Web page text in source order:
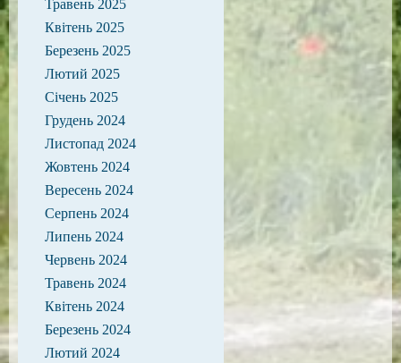
Травень 2025
Квітень 2025
Березень 2025
Лютий 2025
Січень 2025
Грудень 2024
Листопад 2024
Жовтень 2024
Вересень 2024
Серпень 2024
Липень 2024
Червень 2024
Травень 2024
Квітень 2024
Березень 2024
Лютий 2024